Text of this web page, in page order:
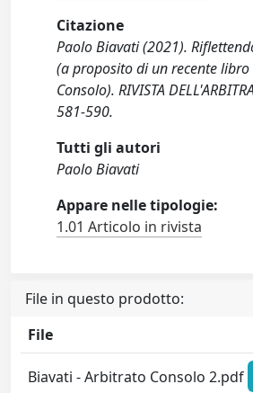
Citazione
Paolo Biavati (2021).
(a proposito di un recente
Consolo). RIVISTA
581-590.
Tutti gli autori
Paolo Biavati
Appare nelle tipologie:
1.01 Articolo in rivista
File in questo prodotto:
File
Biavati - Arbitrato Consolo 2.pdf